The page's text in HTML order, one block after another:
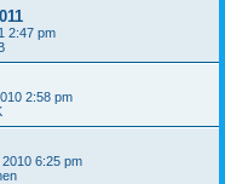
2:47 pm
2:58 pm
6:25 pm